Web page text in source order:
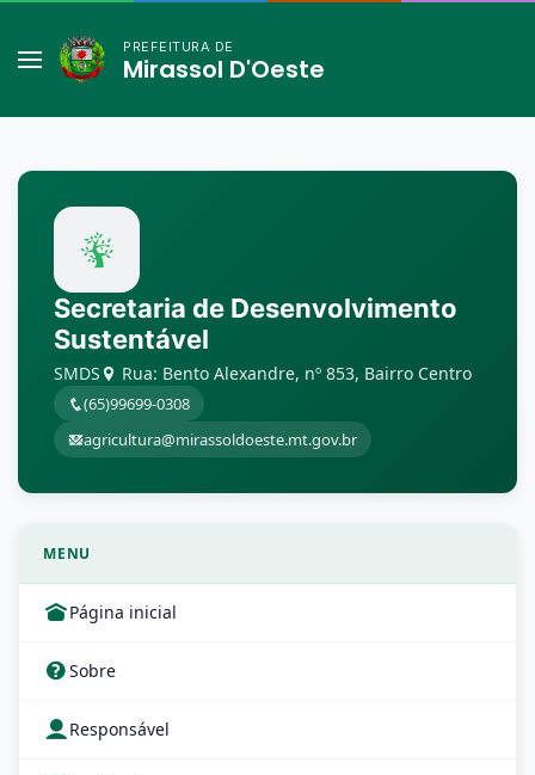
PREFEITURA DE
Mirassol D'Oeste
Secretaria de Desenvolvimento
Sustentável
SMDS Rua: Bento Alexandre, nº 853, Bairro Centro
(65)99699-0308
agricultura@mirassoldoeste.mt.gov.br
MENU
Página inicial
Sobre
Responsável